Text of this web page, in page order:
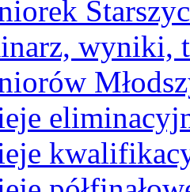
wyniki,